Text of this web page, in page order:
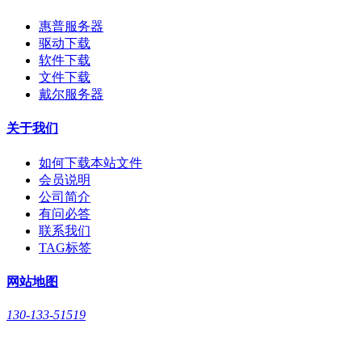
惠普服务器
驱动下载
软件下载
文件下载
戴尔服务器
关于我们
如何下载本站文件
会员说明
公司简介
有问必答
联系我们
TAG标签
网站地图
130-133-51519